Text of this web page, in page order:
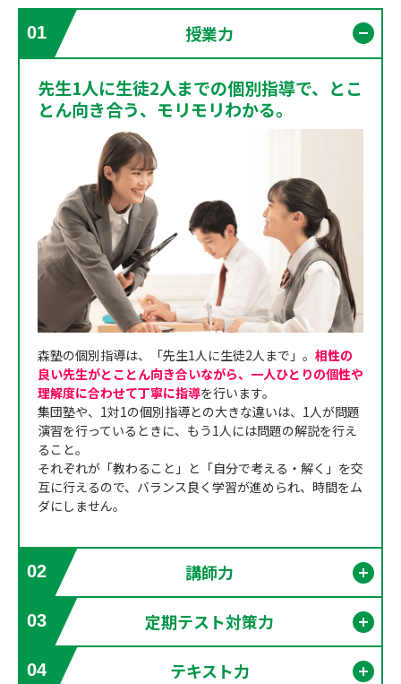
01 授業力
先生1人に生徒2人までの個別指導で、とこ
とん向き合う、モリモリわかる。
森塾の個別指導は、「先生1人に生徒2人まで」。 相性の
良い先生がとことん向き合いながら、一人ひとりの個性や
理解度に合わせて丁寧に指導を行います。
集団塾や、1対1の個別指導との大きな違いは、1人が問題
演習を行っているときに、もう1人には問題の解説を行え
ること。
それぞれが「教わること」と「自分で考える・解く」を交
互に行えるので、バランス良く学習が進められ、時間をム
ダにしません。
02 講師力
03 定期テスト対策力
04 テキスト力